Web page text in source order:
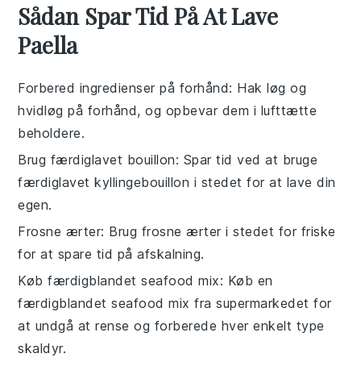
Sådan Spar Tid På At Lave
Paella
Forbered ingredienser på forhånd: Hakløg og
hvidløg på forhånd, og opbevar dem i lufttætte
beholdere.
Brug færdiglavet bouillon: Spar tid ved at bruge
færdiglavetkyllingebouillon i stedet for at lave din
egen.
Frosne ærter: Brug frosneærter i stedet for friske
for at spare tid på afskalning.
Køb færdigblandet seafood mix: Køb en
færdigblandetseafood mix fra supermarkedet for
at undgå at rense og forberede hver enkelt type
skaldyr.